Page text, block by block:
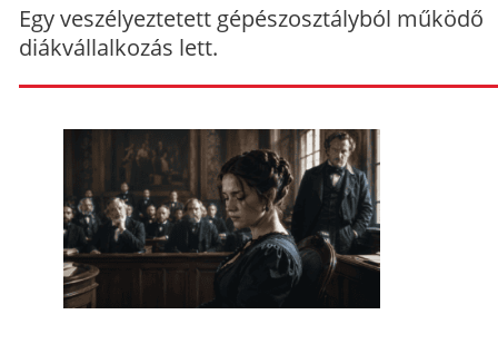
Egy veszélyeztetett gépészosztályból működő
diákvállalkozás lett.